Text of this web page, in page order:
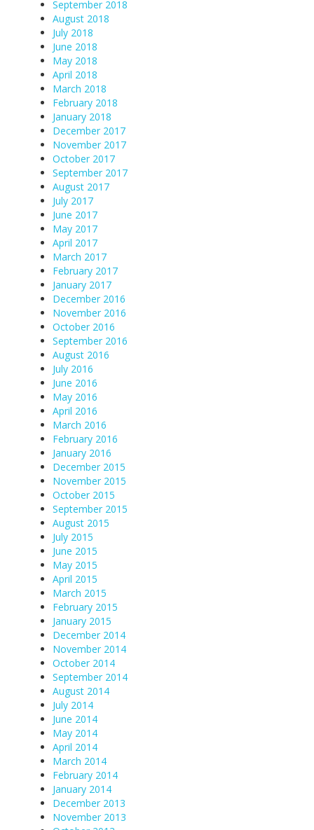
September 2018
August 2018
July 2018
June 2018
May 2018
April 2018
March 2018
February 2018
January 2018
December 2017
November 2017
October 2017
September 2017
August 2017
July 2017
June 2017
May 2017
April 2017
March 2017
February 2017
January 2017
December 2016
November 2016
October 2016
September 2016
August 2016
July 2016
June 2016
May 2016
April 2016
March 2016
February 2016
January 2016
December 2015
November 2015
October 2015
September 2015
August 2015
July 2015
June 2015
May 2015
April 2015
March 2015
February 2015
January 2015
December 2014
November 2014
October 2014
September 2014
August 2014
July 2014
June 2014
May 2014
April 2014
March 2014
February 2014
January 2014
December 2013
November 2013